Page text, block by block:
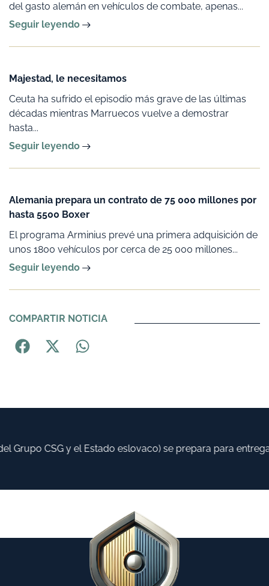
del gasto alemán en vehículos de combate, apenas...
Seguir leyendo
Majestad, le necesitamos
Ceuta ha sufrido el episodio más grave de las últimas
décadas mientras Marruecos vuelve a demostrar
hasta...
Seguir leyendo
Alemania prepara un contrato de 75 000 millones por
hasta 5500 Boxer
El programa Arminius prevé una primera adquisición de
unos 1800 vehículos por cerca de 25 000 millones...
Seguir leyendo
COMPARTIR NOTICIA
Grupo CSG y el Estado eslovaco) se prepara para